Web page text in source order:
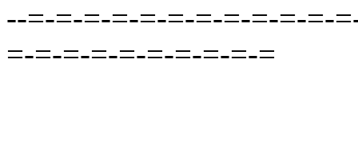
--=-=-=-=-=-=-=-=-=-=-=-
=-=-=-=-=-=-=-=-=-=